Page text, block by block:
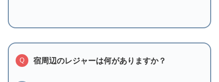
Q 宿周辺のレジャーは何がありますか？